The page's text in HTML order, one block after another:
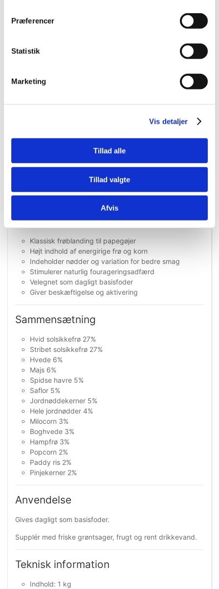
Præferencer
Statistik
Marketing
Vis detaljer
Tillad alle
Tillad valgte
Afvis
høj andel af energirige frø og korn, som giver fuglene både
solsikkefrø, korn, nødder og frø, som tilsammen skaber en
stimulerer papegøjens naturlige fourageringsadfærd og
giver mulighed for at skrælle, knække og sortere – præcis
bidrager med energi, mens nødder og frø tilfører
trives med en klassisk frøblanding.
grøntsager, frugt og evt. vitamintilskud for at sikre en
komplet ernæringsprofil.
Fordele ved Prestige papegøjefoder
Klassisk frøblanding til papegøjer
Højt indhold af energirige frø og korn
Indeholder nødder og variation for bedre smag
Stimulerer naturlig fourageringsadfærd
Velegnet som dagligt basisfoder
Giver beskæftigelse og aktivering
Sammensætning
Hvid solsikkefrø 27%
Stribet solsikkefrø 27%
Hvede 6%
Majs 6%
Spidse havre 5%
Saflor 5%
Jordnøddekerner 5%
Hele jordnødder 4%
Milocorn 3%
Boghvede 3%
Hampfrø 3%
Popcorn 2%
Paddy ris 2%
Pinjekerner 2%
Anvendelse
Gives dagligt som basisfoder.
Supplér med friske grøntsager, frugt og rent drikkevand.
Teknisk information
Indhold: 1 kg